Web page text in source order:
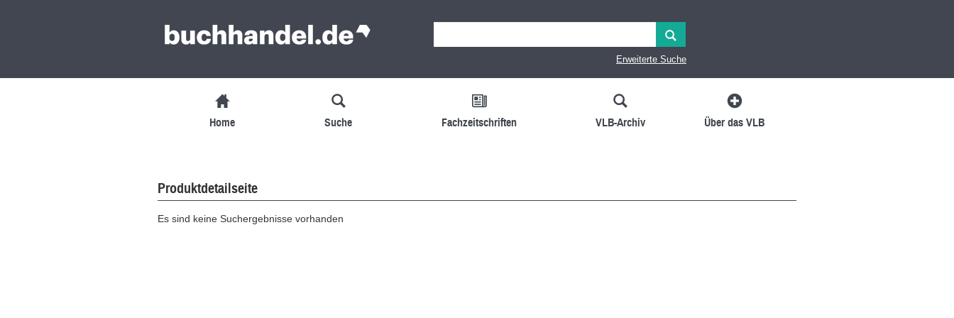
Erweiterte Suche
Home Suche Fachzeitschriften VLB-Archiv Über das VLB
Produktdetailseite
Es sind keine Suchergebnisse vorhanden